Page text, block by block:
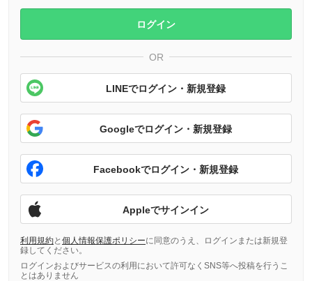
ログイン
OR
LINEでログイン・新規登録
Googleでログイン・新規登録
Facebookでログイン・新規登録
Appleでサインイン
利用規約と個人情報保護ポリシーに同意のうえ、ログインまたは新規登
録してください。
ログインおよびサービスの利用において許可なくSNS等へ投稿を行うこ
とはありません